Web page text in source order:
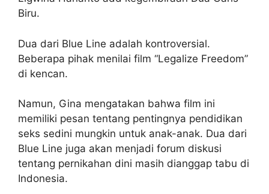
Biru.
Dua dari Blue Line adalah kontroversial.
Beberapa pihak menilai film “Legalize Freedom”
di kencan.
Namun, Gina mengatakan bahwa film ini
memiliki pesan tentang pentingnya pendidikan
seks sedini mungkin untuk anak-anak. Dua dari
Blue Line juga akan menjadi forum diskusi
tentang pernikahan dini masih dianggap tabu di
Indonesia.